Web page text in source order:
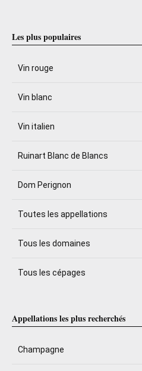
Les plus populaires
Vin rouge
Vin blanc
Vin italien
Ruinart Blanc de Blancs
Dom Perignon
Toutes les appellations
Tous les domaines
Tous les cépages
Appellations les plus recherchés
Champagne